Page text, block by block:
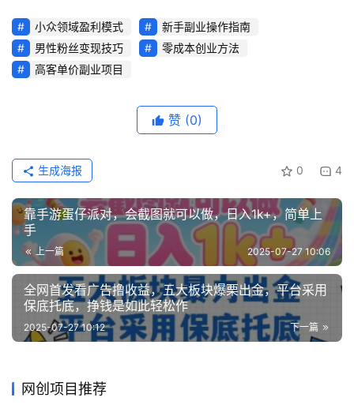
中
创
网
网
福
缘
创
业
网
小众领域盈利模式
新手副业操作指南
男性粉丝变现技巧
零成本创业方法
高客单价副业项目
赞 (0)
0 4
生成海报
靠手游蛋仔派对，会截图就可以做，日入1k+，简单上
手
上一篇 2025-07-27 10:06
全网首发看广告撸收益，五大板块爆栗出金，平台采用
保底托底，挣钱是如此轻松作
下一篇
2025-07-27 10:12
网创项目推荐